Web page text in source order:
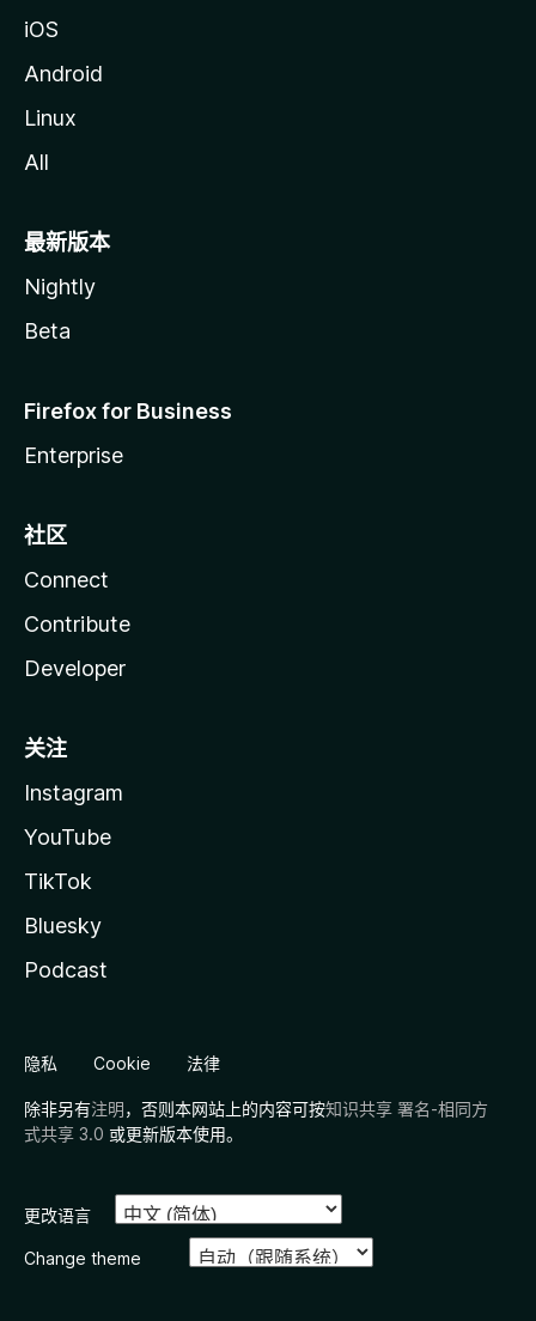
iOS
Android
Linux
All
最新版本
Nightly
Beta
Firefox for Business
Enterprise
社区
Connect
Contribute
Developer
关注
Instagram
YouTube
TikTok
Bluesky
Podcast
隐私 Cookie 法律
除非另有注明，否则本网站上的内容可按知识共享 署名-相同方
式共享 3.0 或更新版本使用。
更改语言
Change theme